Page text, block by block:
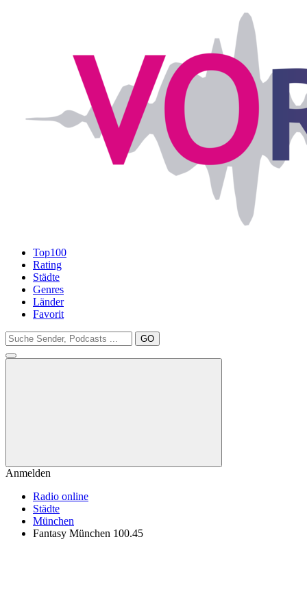
Top100
Rating
Städte
Genres
Länder
Favorit
GO
Anmelden
Radio online
Städte
München
Fantasy München 100.45